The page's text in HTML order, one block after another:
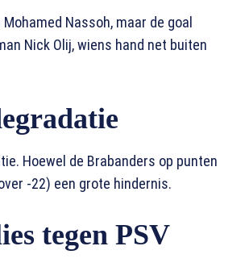
Nassoh, maar de goal
Nick Olij, wiens hand net buiten
Hoewel de Brabanders op punten
-22) een grote hindernis.
tegen PSV